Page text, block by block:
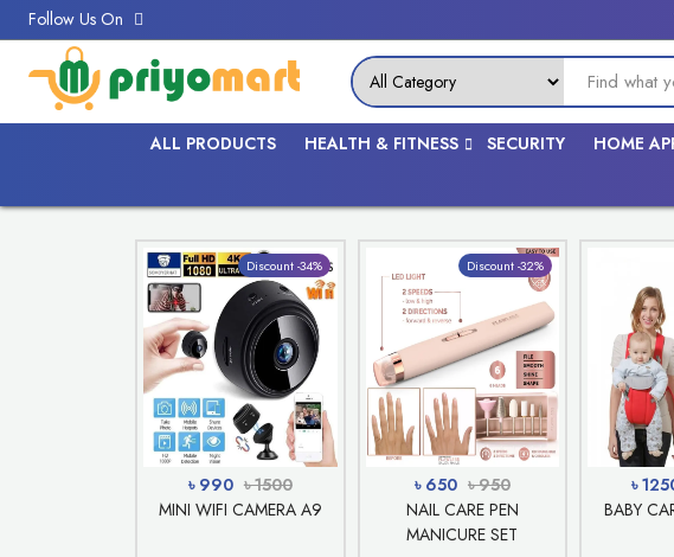
Follow Us On
ALL PRODUCTS HEALTH & FITNESS SECURITY HOME
Discount -34%
৳ 990 ৳ 1500
MINI WIFI CAMERA A9
Discount -32%
৳ 650 ৳ 950
NAIL CARE PEN
MANICURE SET
৳
BABY